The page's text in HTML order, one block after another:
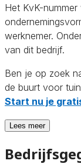
Het KvK-
werknemer.
van dit bedrijf.
Ben je op zoek
de buurt voor
Start nu je
Lees meer